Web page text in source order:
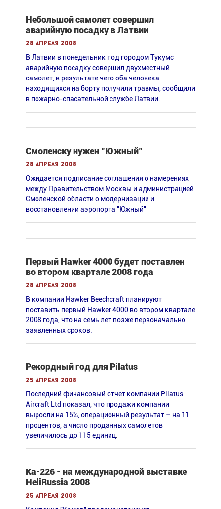
Небольшой самолет совершил
аварийную посадку в Латвии
28 апреля 2008
В Латвии в понедельник под городом Тукумс
аварийную посадку совершил двухместный
самолет, в результате чего оба человека
находящихся на борту получили травмы, сообщили
в пожарно-спасательной службе Латвии.
Смоленску нужен "Южный"
28 апреля 2008
Ожидается подписание соглашения о намерениях
между Правительством Москвы и администрацией
Смоленской области о модернизации и
восстановлении аэропорта "Южный".
Первый Hawker 4000 будет поставлен
во втором квартале 2008 года
28 апреля 2008
В компании Hawker Beechcraft планируют
поставить первый Hawker 4000 во втором квартале
2008 года, что на семь лет позже первоначально
заявленных сроков.
Рекордный год для Pilatus
25 апреля 2008
Последний финансовый отчет компании Pilatus
Aircraft Ltd показал, что продажи компании
выросли на 15%, операционный результат – на 11
процентов, а число проданных самолетов
увеличилось до 115 единиц.
Ка-226 - на международной выставке
HeliRussia 2008
25 апреля 2008